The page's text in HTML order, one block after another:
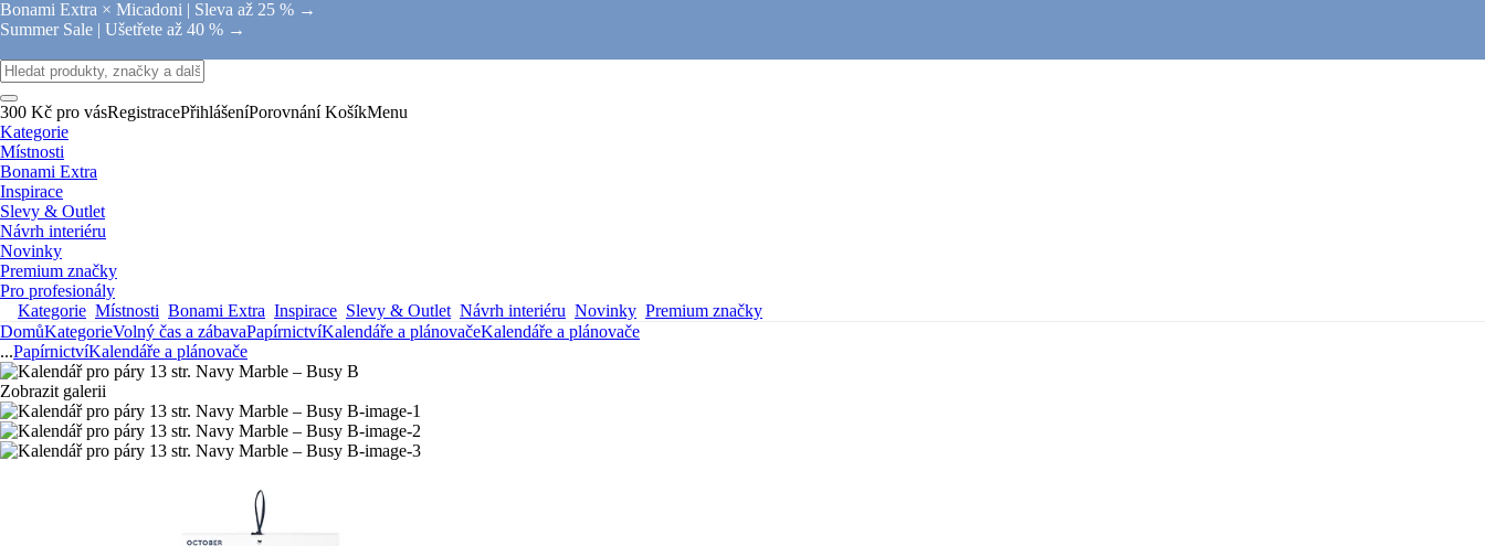
Bonami Extra × Micadoni | Sleva až 25 % →
Summer Sale | Ušetřete až 40 % →
300 Kč pro vásRegistracePřihlášeníPorovnání KošíkMenu
Kategorie
Místnosti
Bonami Extra
Inspirace
Slevy & Outlet
Návrh interiéru
Novinky
Premium značky
Pro profesionály
Kategorie Místnosti Bonami Extra Inspirace Slevy & Outlet Návrh interiéru Novinky Premium značky
DomůKategorieVolný čas a zábavaPapírnictvíKalendáře a plánovačeKalendáře a plánovače
...PapírnictvíKalendáře a plánovače
Zobrazit galerii